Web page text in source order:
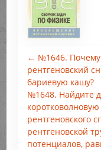
← №1646. Почему
рентгеновский
бариевую кашу?
№1648. Найдите
рентгеновского
рентгеновской
потенциалов,